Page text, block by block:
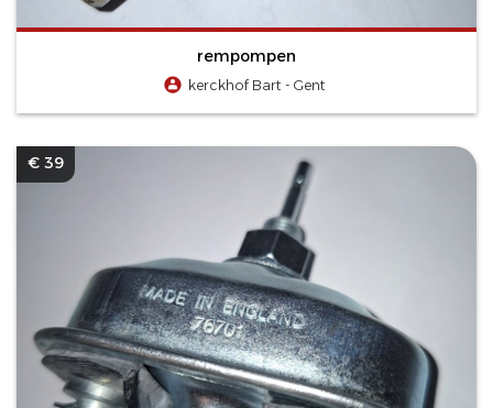
rempompen
kerckhof Bart - Gent
€ 39